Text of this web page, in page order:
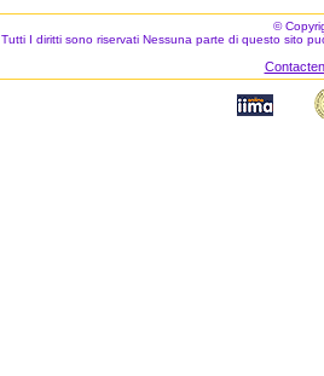
©
Tutti I diritti sono riservati Nessuna parte di questo sito